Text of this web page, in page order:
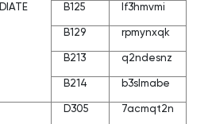
B125 lf3hmvmi
B129 rpmynxqk
B213 q2ndesnz
B214 b3slmabe
D305 7acmqt2n